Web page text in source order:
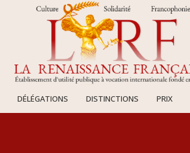
DÉLÉGATIONS DISTINCTIONS PRIX